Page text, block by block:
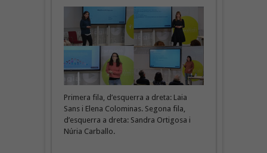
Primera fila, d’esquerra a dreta: Laia
Sans i Elena Colominas. Segona fila,
d’esquerra a dreta: Sandra Ortigosa i
Núria Carballo.